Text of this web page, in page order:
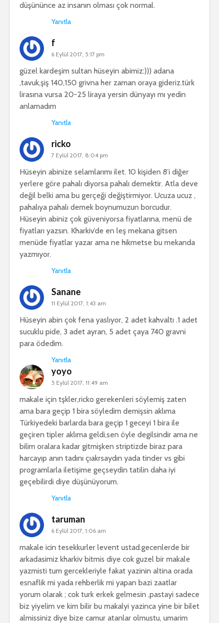
düşününce az insanın olması çok normal.
Yanıtla
f
6 Eylül 2017, 5:17 pm
güzel kardeşim sultan hüseyin abimiz:))) adana
,tavuk,şiş 140,150 grivna her zaman oraya gideriz.türk
lirasına vursa 20-25 liraya yersin dünyayı mı yedin
anlamadım
Yanıtla
ricko
7 Eylül 2017, 8:04 pm
Hüseyin abinize selamlarımı ilet. 10 kişiden 8’i diğer
yerlere göre pahalı diyorsa pahalı demektir. Atla deve
değil belki ama bu gerçeği değiştirmiyor. Ucuza ucuz ,
pahalıya pahalı demek boynumuzun borcudur.
Hüseyin abiniz çok güveniyorsa fiyatlarına, menü de
fiyatları yazsın. Kharkiv’de en leş mekana gitsen
menüde fiyatlar yazar ama ne hikmetse bu mekanda
yazmıyor.
Yanıtla
Sanane
11 Eylül 2017, 1:43 am
Hüseyin abin çok fena yaslıyor, 2 adet kahvaltı .1 adet
sucuklu pide, 3 adet ayran, 5 adet çaya 740 gravni
para ödedim.
Yanıtla
yoyo
5 Eylül 2017, 11:49 am
makale için tşkler,ricko gerekenleri söylemiş zaten
ama bara geçip 1 bira söyledim demişsin aklıma
Türkiyedeki barlarda bara geçip 1 geceyi 1 bira ile
geçiren tipler aklıma geldi,sen öyle degilsindir ama ne
bilim oralara kadar gitmişken striptizde biraz para
harcayıp anın tadını çıakrsaydın yada tinder vs gibi
programlarla iletişime geçseydin tatilin daha iyi
geçebilirdi diye düşünüyorum.
Yanıtla
taruman
6 Eylül 2017, 1:06 am
makale icin tesekkurler levent ustad.gecenlerde bir
arkadasimiz kharkiv bitmis diye cok guzel bir makale
yazmisti tum gercekleriyle fakat yazinin altina orada
esnaflik mi yada rehberlik mi yapan bazi zaatlar
yorum olarak ; cok turk erkek gelmesin ,pastayi sadece
biz yiyelim ve kim bilir bu makalyi yazinca yine bir bilet
almissiniz diye bize camur atanlar olmustu, umarim